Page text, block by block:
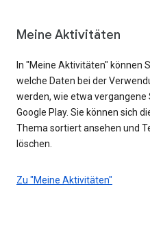
Meine Aktivitäten
In "Meine Aktivitäten" können
welche Daten bei der
werden, wie etwa
Google Play. Sie können sich
Thema sortiert ansehen und
löschen.
Zu "Meine Aktivitäten"